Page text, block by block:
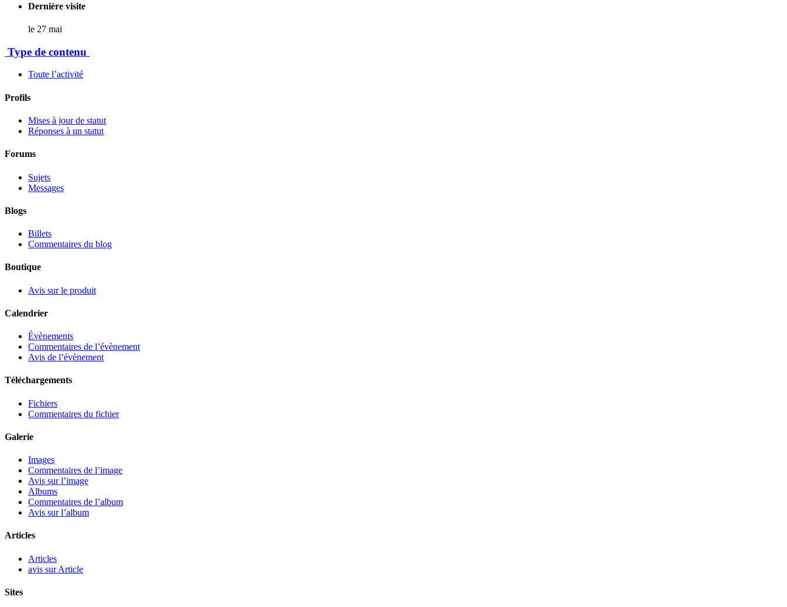
Dernière visite
le 27 mai
Type de contenu
Toute l’activité
Profils
Mises à jour de statut
Réponses à un statut
Forums
Sujets
Messages
Blogs
Billets
Commentaires du blog
Boutique
Avis sur le produit
Calendrier
Évènements
Commentaires de l’évènement
Avis de l’évènement
Téléchargements
Fichiers
Commentaires du fichier
Galerie
Images
Commentaires de l’image
Avis sur l’image
Albums
Commentaires de l’album
Avis sur l’album
Articles
Articles
avis sur Article
Sites